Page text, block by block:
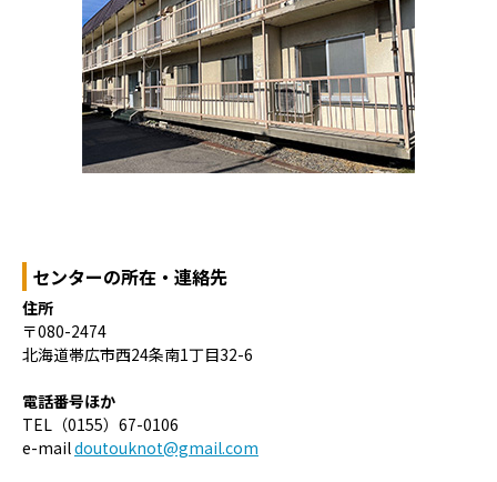
センターの所在・連絡先
住所
〒080-2474
北海道帯広市西24条南1丁目32-6
電話番号ほか
TEL（0155）67-0106
e-maildoutouknot@gmail.com